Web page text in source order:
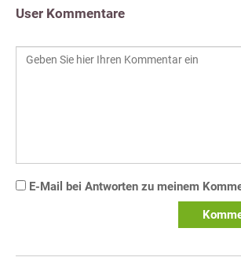
User Kommentare
E-Mail bei Antworten zu meinem